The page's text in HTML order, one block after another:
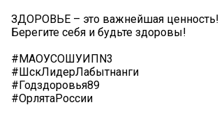
ЗДОРОВЬЕ – это важнейшая ценность!
Берегите себя и будьте здоровы!
#МАОУСОШУИПN3
#ШскЛидерЛабытнанги
#Годздоровья89
#ОрлятаРоссии